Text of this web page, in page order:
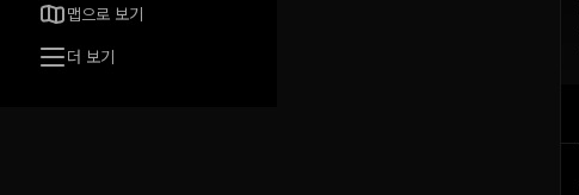
맵으로 보기
더 보기